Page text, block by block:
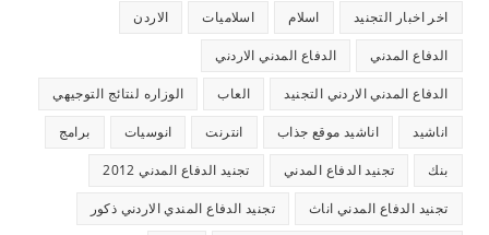
اخر اخبار التجنيد اسلام اسلاميات الاردن
الدفاع المدني الدفاع المدني الاردني
الدفاع المدني الاردني التجنيد العاب الوزاره لنتائج التوجيهي
اناشيد اناشيد موقع جذاب انترنت انوسيات برامج
بنك تجنيد الدفاع المدني تجنيد الدفاع المدني 2012
تجنيد الدفاع المدني اناث تجنيد الدفاع المندي الاردني ذكور